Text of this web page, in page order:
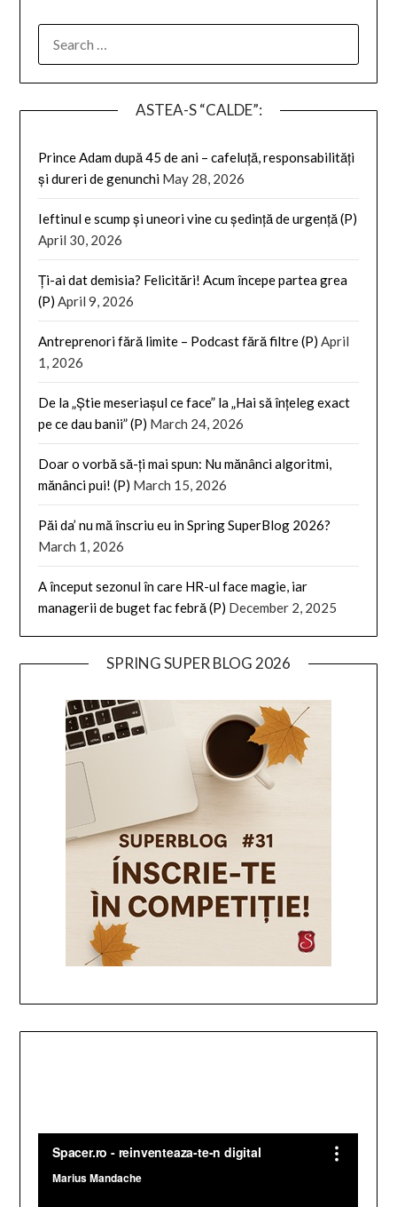
FOR:
ASTEA-S “CALDE”:
Prince Adam după 45 de ani – cafeluță, responsabilități
și dureri de genunchi May 28, 2026
Ieftinul e scump și uneori vine cu ședință de urgență (P)
April 30, 2026
Ți-ai dat demisia? Felicitări! Acum începe partea grea
(P) April 9, 2026
Antreprenori fără limite – Podcast fără filtre (P) April
1, 2026
De la „Știe meseriașul ce face” la „Hai să înțeleg exact
pe ce dau banii” (P) March 24, 2026
Doar o vorbă să-ți mai spun: Nu mănânci algoritmi,
mănânci pui! (P) March 15, 2026
Păi da’ nu mă înscriu eu in Spring SuperBlog 2026?
March 1, 2026
A început sezonul în care HR-ul face magie, iar
managerii de buget fac febră (P) December 2, 2025
SPRING SUPER BLOG 2026